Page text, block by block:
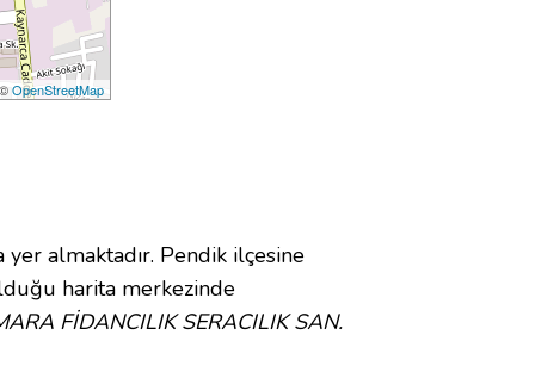
OpenStreetMap
almaktadır. Pendik ilçesine
harita merkezinde
FİDANCILIK SERACILIK SAN.